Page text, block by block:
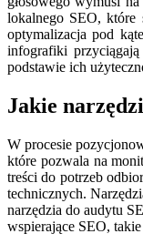
lokalnego SEO, które
optymalizacja pod
infografiki
podstawie ich
Jakie
W procesie
które pozwala na
treści do potrzeb
technicznych.
narzędzia do audytu
wspierające SEO,